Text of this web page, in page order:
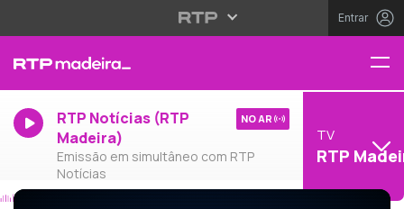
Entrar
RTP Notícias (RTP
Madeira)
Emissão em simultâneo com RTP
Notícias
NO AR
TV
RTP